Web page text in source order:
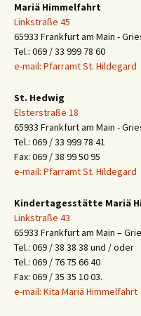
Mariä Himmelfahrt
Linkstraße 45
65933 Frankfurt am Main -
Tel.: 069 / 33 999 78 60
e-mail: Pfarramt St. Hildegard
St. Hedwig
Elsterstraße 18
65933 Frankfurt am Main -
Tel.: 069 / 33 999 78 41
Fax: 069 / 38 99 50 95
e-mail: Pfarramt St. Hildegard
Kindertagesstätte Mariä
Linkstraße 43
65933 Frankfurt am Main –
Tel.: 069 / 38 38 38 und / oder
Tel.: 069 / 76 75 66 40
Fax: 069 / 35 35 10 03.
e-mail: Kita Mariä Himmelfahrt